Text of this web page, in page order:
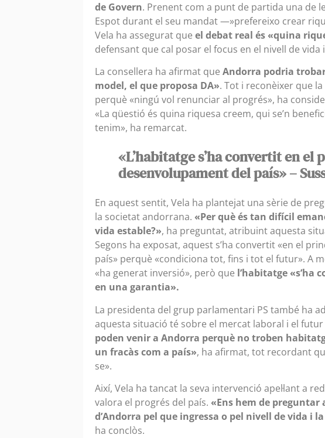
de Govern. Prenent com a punt de partida una de
Espot durant el seu mandat —»prefereixo crear
Vela ha assegurat que el debat real és «quina
defensant que cal posar el focus en el nivell de
La consellera ha afirmat que Andorra podria
model, el que proposa DA». Tot i reconèixer que
perquè «ningú vol renunciar al progrés», ha
«La qüestió és quina riquesa creem, qui se’n
tenim», ha remarcat.
«L’habitatge s’ha convertit en
desenvolupament del país» –
En aquest sentit, Vela ha plantejat una sèrie de
la societat andorrana. «Per què és tan difícil
vida estable?», ha preguntat, atribuint aquesta
Segons ha exposat, aquest s’ha convertit «en el
país» perquè «condiciona tot, fins i tot el futur». A
«ha generat inversió», però que l’habitatge «s’ha
en una garantia».
La presidenta del grup parlamentari PS també ha
aquesta situació té sobre el mercat laboral i el futur
poden venir a Andorra perquè no troben
un fracàs com a país», ha afirmat, tot recordant
se».
Així, Vela ha tancat la seva intervenció apel·lant a
valora el progrés del país. «Ens hem de
d’Andorra pel que ingressa o pel nivell de vida i
ha conclòs.